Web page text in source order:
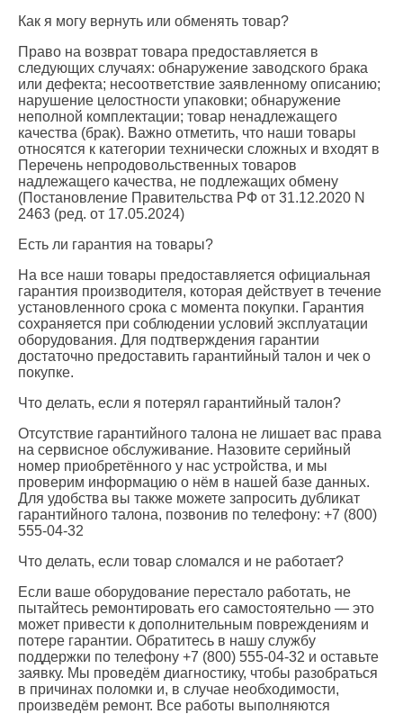
Как я могу вернуть или обменять товар?
Право на возврат товара предоставляется в
следующих случаях: обнаружение заводского брака
или дефекта; несоответствие заявленному описанию;
нарушение целостности упаковки; обнаружение
неполной комплектации; товар ненадлежащего
качества (брак). Важно отметить, что наши товары
относятся к категории технически сложных и входят в
Перечень непродовольственных товаров
надлежащего качества, не подлежащих обмену
(Постановление Правительства РФ от 31.12.2020 N
2463 (ред. от 17.05.2024)
Есть ли гарантия на товары?
На все наши товары предоставляется официальная
гарантия производителя, которая действует в течение
установленного срока с момента покупки. Гарантия
сохраняется при соблюдении условий эксплуатации
оборудования. Для подтверждения гарантии
достаточно предоставить гарантийный талон и чек о
покупке.
Что делать, если я потерял гарантийный талон?
Отсутствие гарантийного талона не лишает вас права
на сервисное обслуживание. Назовите серийный
номер приобретённого у нас устройства, и мы
проверим информацию о нём в нашей базе данных.
Для удобства вы также можете запросить дубликат
гарантийного талона, позвонив по телефону: +7 (800)
555-04-32
Что делать, если товар сломался и не работает?
Если ваше оборудование перестало работать, не
пытайтесь ремонтировать его самостоятельно — это
может привести к дополнительным повреждениям и
потере гарантии. Обратитесь в нашу службу
поддержки по телефону +7 (800) 555-04-32 и оставьте
заявку. Мы проведём диагностику, чтобы разобраться
в причинах поломки и, в случае необходимости,
произведём ремонт. Все работы выполняются